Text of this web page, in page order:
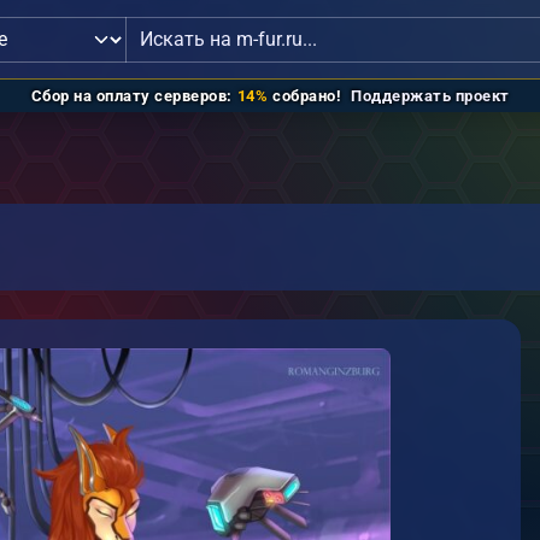
связь с администрацией
Зарегистрироваться Поддержать проект